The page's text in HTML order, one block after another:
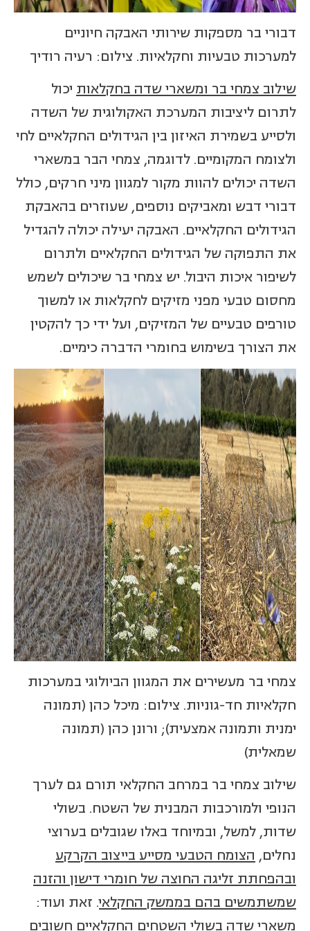
דבורי בר מספקות שירותי האבקה חיוניים
למערכות טבעיות וחקלאיות. צילום: רעיה רודיך
שילוב צמחי בר ומשארי שדה בחקלאות יכול
לתרום ליציבות המערכת האקולוגית של השדה
ולסייע בשמירת האיזון בין הגידולים החקלאיים לחי
ולצומח המקומיים. לדוגמה, צמחי הבר במשארי
השדה יכולים להוות מקור למגוון מיני חרקים, כולל
דבורי דבש ומאביקים נוספים, שעוזרים בהאבקת
הגידולים החקלאיים. האבקה יעילה יכולה להגדיל
את התפוקה של הגידולים החקלאיים ולתרום
לשיפור איכות היבול. יש צמחי בר שיכולים לשמש
מחסום טבעי מפני מזיקים לחקלאות או למשוך
טורפים טבעיים של המזיקים, ועל ידי כך להקטין
את הצורך בשימוש בחומרי הדברה כימיים.
צמחי בר מעשירים את המגוון הביולוגי במערכות
חקלאיות חד-גוניות. צילום: מיכל כהן (תמונה
ימנית ותמונה אמצעית); ורונן כהן (תמונה
שמאלית)
שילוב צמחי בר במרחב החקלאי תורם גם לערך
הנופי ולמורכבות המבנית של השטח. בשולי
שדות, למשל, ובמיוחד באלו שגובלים בערוצי
נחלים, הצומח הטבעי מסייע בייצוב הקרקע
ובהפחתת זליגה החוצה של חומרי דישון והזנה
שמשתמשים בהם בממשק החקלאי. זאת ועוד:
משארי שדה בשולי השטחים החקלאיים חשובים